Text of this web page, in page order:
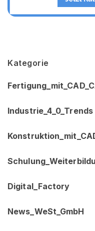
Kategorie
Industrie_4_0_Trends
Digital_Factory
News_WeSt_GmbH